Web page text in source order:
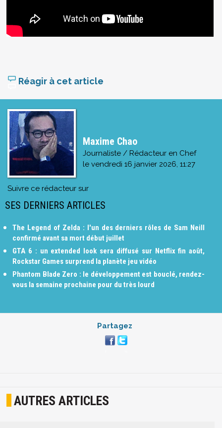
Réagir à cet article
Maxime Chao
Journaliste / Rédacteur en Chef
le vendredi 16 janvier 2026, 11:27
Suivre ce rédacteur sur
SES DERNIERS ARTICLES
The Legend of Zelda : l'un des derniers rôles de Sam Neill
confirmé avant sa mort début juillet
GTA 6 : un extended look sera diffusé sur Netflix fin août,
Rockstar Games surprend la planète jeu vidéo
Phantom Blade Zero : le développement est bouclé, rendez-
vous la semaine prochaine pour du très lourd
Partagez
AUTRES ARTICLES